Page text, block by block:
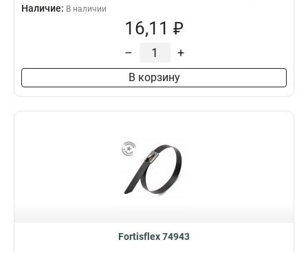
Наличие: В наличии
16,11 ₽
– +
В корзину
Fortisflex 74943